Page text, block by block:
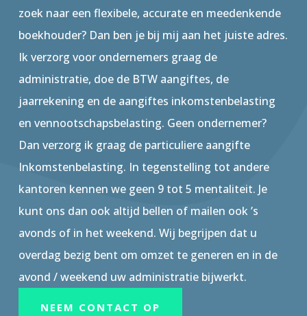
zoek naar een flexibele, accurate en meedenkende
boekhouder? Dan ben je bij mij aan het juiste adres.
Ik verzorg voor ondernemers graag de
administratie, doe de BTW aangiftes, de
jaarrekening en de aangiftes inkomstenbelasting
en vennootschapsbelasting. Geen ondernemer?
Dan verzorg ik graag de particuliere aangifte
Inkomstenbelasting. In tegenstelling tot andere
kantoren kennen we geen 9 tot 5 mentaliteit. Je
kunt ons dan ook altijd bellen of mailen ook ’s
avonds of in het weekend. Wij begrijpen dat u
overdag bezig bent om omzet te generen en in de
avond / weekend uw administratie bijwerkt.
NEEM CONTACT OP